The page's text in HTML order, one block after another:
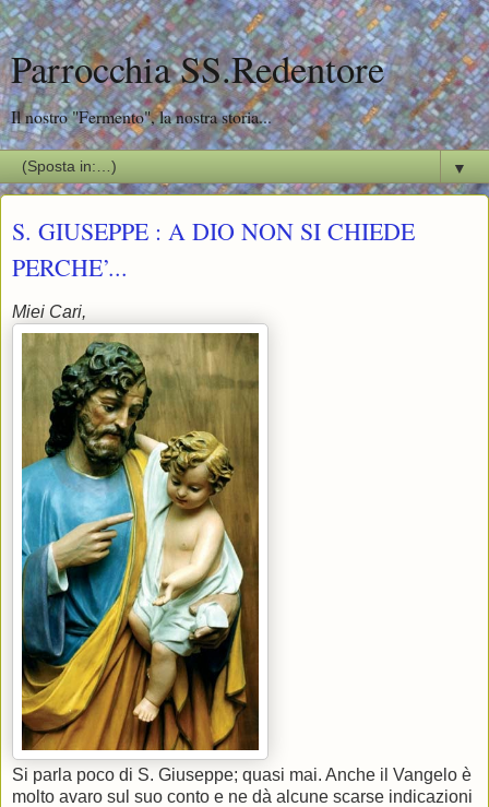
Parrocchia SS.Redentore
Il nostro "Fermento", la nostra storia...
▼
S. GIUSEPPE : A DIO NON SI CHIEDE
PERCHE’...
Miei Cari,
Si parla poco di S. Giuseppe; quasi mai. Anche il Vangelo è
molto avaro sul suo conto e ne dà alcune scarse indicazioni